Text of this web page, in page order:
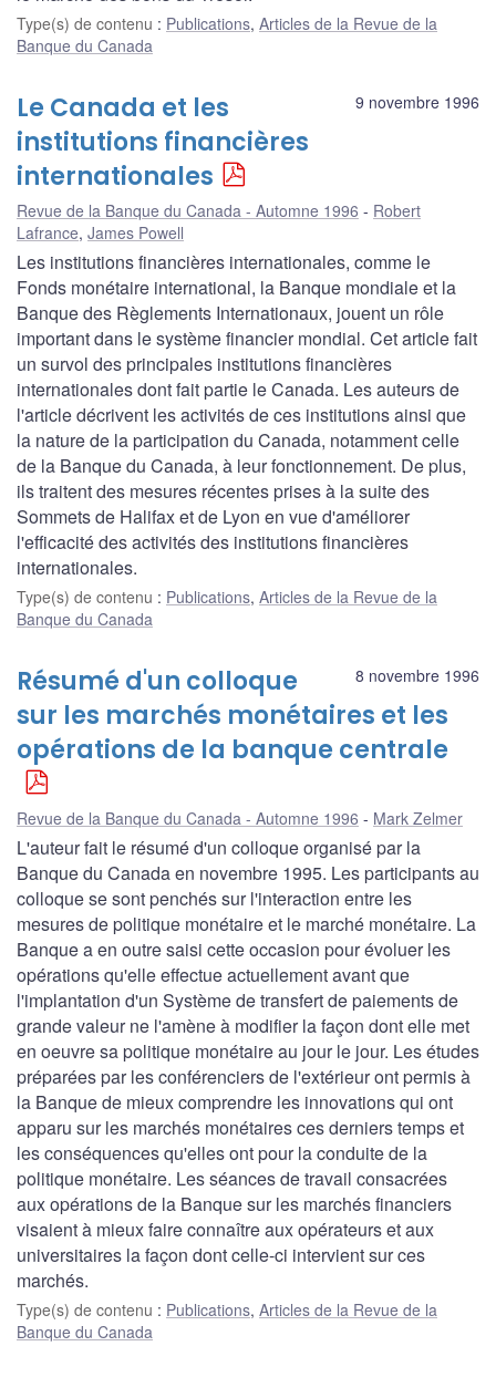
Type(s) de contenu : Publications, Articles de la Revue de la
Banque du Canada
9 novembre 1996
Le Canada et les
institutions financières
internationales
Revue de la Banque du Canada - Automne 1996
Robert
Lafrance, James Powell
Les institutions financières internationales, comme le
Fonds monétaire international, la Banque mondiale et la
Banque des Règlements Internationaux, jouent un rôle
important dans le système financier mondial. Cet article fait
un survol des principales institutions financières
internationales dont fait partie le Canada. Les auteurs de
l'article décrivent les activités de ces institutions ainsi que
la nature de la participation du Canada, notamment celle
de la Banque du Canada, à leur fonctionnement. De plus,
ils traitent des mesures récentes prises à la suite des
Sommets de Halifax et de Lyon en vue d'améliorer
l'efficacité des activités des institutions financières
internationales.
Type(s) de contenu : Publications, Articles de la Revue de la
Banque du Canada
8 novembre 1996
Résumé d'un colloque
sur les marchés monétaires et les
opérations de la banque centrale
Revue de la Banque du Canada - Automne 1996 Mark Zelmer
L'auteur fait le résumé d'un colloque organisé par la
Banque du Canada en novembre 1995. Les participants au
colloque se sont penchés sur l'interaction entre les
mesures de politique monétaire et le marché monétaire. La
Banque a en outre saisi cette occasion pour évoluer les
opérations qu'elle effectue actuellement avant que
l'implantation d'un Système de transfert de paiements de
grande valeur ne l'amène à modifier la façon dont elle met
en oeuvre sa politique monétaire au jour le jour. Les études
préparées par les conférenciers de l'extérieur ont permis à
la Banque de mieux comprendre les innovations qui ont
apparu sur les marchés monétaires ces derniers temps et
les conséquences qu'elles ont pour la conduite de la
politique monétaire. Les séances de travail consacrées
aux opérations de la Banque sur les marchés financiers
visaient à mieux faire connaître aux opérateurs et aux
universitaires la façon dont celle-ci intervient sur ces
marchés.
Type(s) de contenu : Publications, Articles de la Revue de la
Banque du Canada